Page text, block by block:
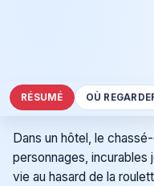
RÉSUMÉ OÙ
Dans un hôtel, le
personnages, incurables
vie au hasard de la